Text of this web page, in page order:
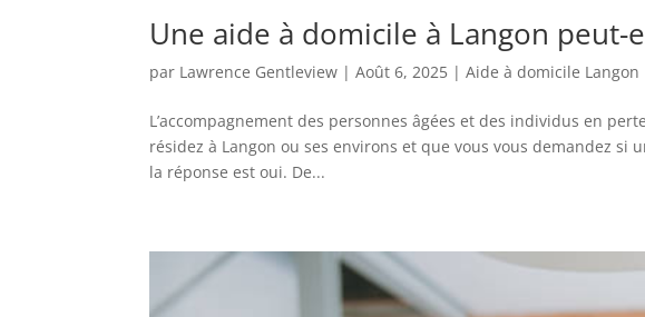
Une aide à domicile à Langon
par Lawrence Gentleview |Août 6, 2025 |Aide à domicile Langon
L’accompagnement des personnes âgées et des individus en
résidez à Langon ou ses environs et que vous vous demandez
la réponse est oui. De...